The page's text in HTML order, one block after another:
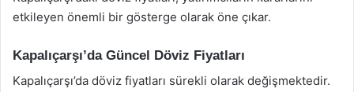
etkileyen önemli bir gösterge olarak öne çıkar.
Kapalıçarşı’da Güncel Döviz Fiyatları
Kapalıçarşı’da döviz fiyatları sürekli olarak değişmektedir.